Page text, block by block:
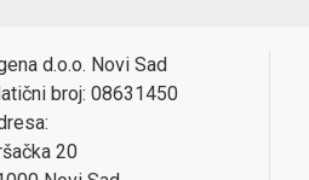
d.o.o. Novi Sad
broj: 08631450
20